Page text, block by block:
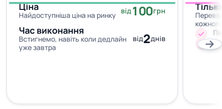
Ціна
Найдоступніша ціна на ринку від100грн
Час виконання
Встигнемо, навіть коли дедлайн
уже завтра
від2днів